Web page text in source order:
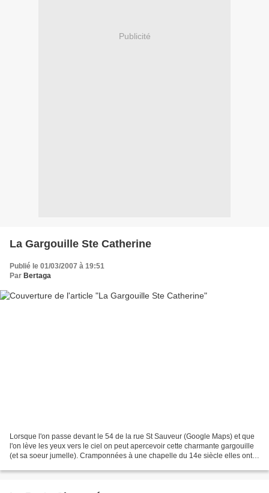
Publicité
La Gargouille Ste Catherine
Publié le 01/03/2007 à 19:51
Par Bertaga
Lorsque l'on passe devant le 54 de la rue St Sauveur (Google Maps) et que
l'on lève les yeux vers le ciel on peut apercevoir cette charmante gargouille
(et sa soeur jumelle). Cramponnées à une chapelle du 14e siècle elles ont